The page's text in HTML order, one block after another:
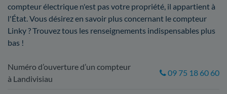
compteur électrique n'est pas votre propriété, il appartient à
l'État. Vous désirez en savoir plus concernant le compteur
Linky ? Trouvez tous les renseignements indispensables plus
bas !
Numéro d’ouverture d’un compteur
à Landivisiau
09 75 18 60 60